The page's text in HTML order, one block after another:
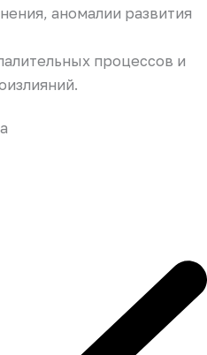
аномалии развития
процессов и